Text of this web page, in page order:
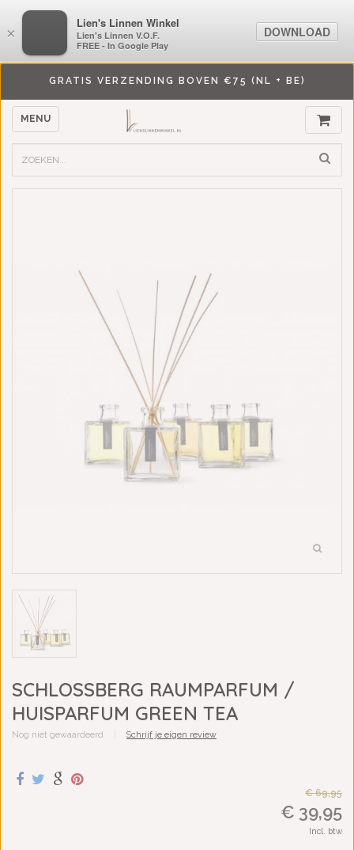
GRATIS VERZENDING BOVEN €75 (NL + BE)
MENU
SCHLOSSBERG RAUMPARFUM /
HUISPARFUM GREEN TEA
Nog niet gewaardeerd Schrijf je eigen review
€ 69,95
€ 39,95
Incl. btw
×
LiensLinnenwinkel.nl
Lien's Linnen V.O.F.
FREE - In Google Play
DOWNLOAD
×
Lien's Linnen Winkel
Lien's Linnen V.O.F.
FREE - In Google Play
DOWNLOAD